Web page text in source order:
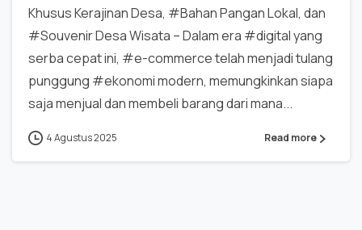
Khusus Kerajinan Desa, #Bahan Pangan Lokal, dan
#Souvenir Desa Wisata – Dalam era #digital yang
serba cepat ini, #e-commerce telah menjadi tulang
punggung #ekonomi modern, memungkinkan siapa
saja menjual dan membeli barang dari mana...
4 Agustus 2025 Read more